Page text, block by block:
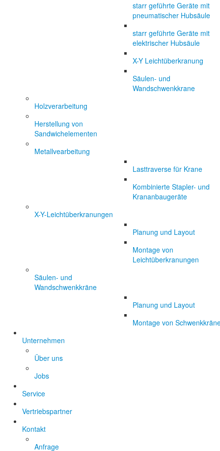
starr geführte Geräte mit
pneumatischer Hubsäule
starr geführte Geräte mit
elektrischer Hubsäule
X-Y Leichtüberkranung
Säulen- und
Wandschwenkkrane
Holzverarbeitung
Herstellung von
Sandwichelementen
Metallvearbeitung
Lasttraverse für Krane
Kombinierte Stapler- und
Krananbaugeräte
X-Y-Leichtüberkranungen
Planung und Layout
Montage von
Leichtüberkranungen
Säulen- und
Wandschwenkkräne
Planung und Layout
Montage von
Unternehmen
Über uns
Jobs
Service
Vertriebspartner
Kontakt
Anfrage